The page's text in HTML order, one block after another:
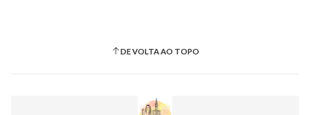
DE VOLTA AO TOPO